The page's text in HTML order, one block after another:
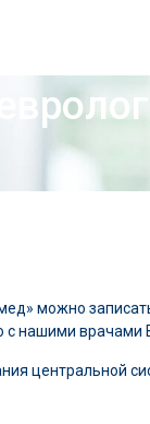
можно
с нашими
центральной